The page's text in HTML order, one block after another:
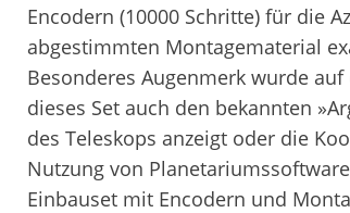
Encodern (10000 Schritte) für die
abgestimmten Montagematerial
Besonderes Augenmerk wurde
dieses Set auch den bekannten
des Teleskops anzeigt oder die
Nutzung von
Einbauset mit Encodern und